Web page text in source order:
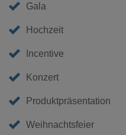
Gala
Hochzeit
Incentive
Konzert
Produktpräsentation
Weihnachtsfeier